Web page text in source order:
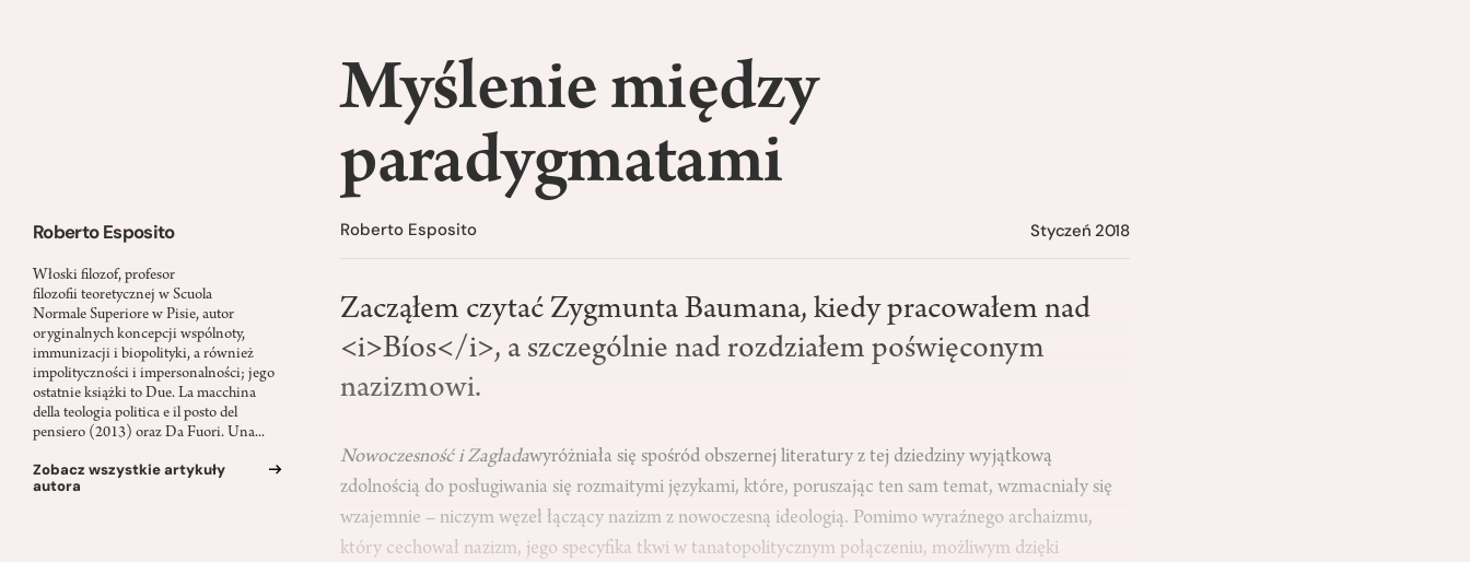
Roberto Esposito
Włoski filozof, profesor
filozofii teoretycznej w Scuola
Normale Superiore w Pisie, autor
oryginalnych koncepcji wspólnoty,
immunizacji i biopolityki, a również
impolityczności i impersonalności; jego
ostatnie książki to Due. La macchina
della teologia politica e il posto del
pensiero (2013) oraz Da Fuori. Una...
Zobacz wszystkie artykuły
autora
Myślenie między
paradygmatami
Roberto Esposito Styczeń 2018
Zacząłem czytać Zygmunta Baumana, kiedy pracowałem nad
<i>Bíos</i>, a szczególnie nad rozdziałem poświęconym
nazizmowi.
Nowoczesność i Zagładawyróżniała się spośród obszernej literatury z tej dziedziny wyjątkową
zdolnością do posługiwania się rozmaitymi językami, które, poruszając ten sam temat, wzmacniały się
wzajemnie – niczym węzeł łączący nazizm z nowoczesną ideologią. Pomimo wyraźnego archaizmu,
który cechował nazizm, jego specyfika tkwi w tanatopolitycznym połączeniu, możliwym dzięki